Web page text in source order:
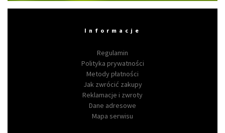
Informacje
Regulamin
Polityka prywatności
Metody płatności
Jak zwrócić zakupy
Reklamacje i zwroty
Dane adresowe
Mapa serwisu